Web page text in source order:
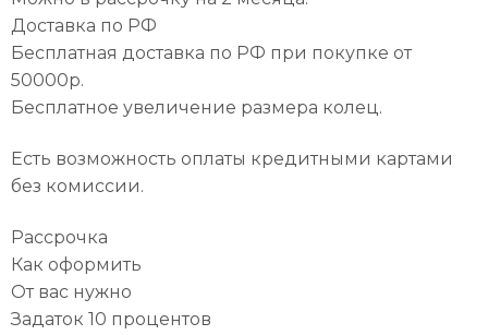
Доставка по РФ
Бесплатная доставка по РФ при покупке от
50000р.
Бесплатное увеличение размера колец.
Есть возможность оплаты кредитными картами
без комиссии.
Рассрочка
Как оформить
От вас нужно
Задаток 10 процентов